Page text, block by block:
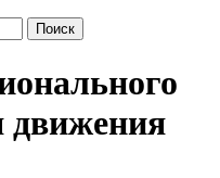
движения